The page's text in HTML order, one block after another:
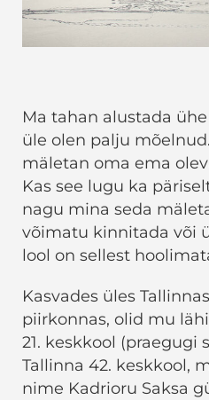
Ma tahan alustada
üle olen palju
mäletan oma ema
Kas see lugu ka
nagu mina seda
võimatu kinnitada või
lool on sellest
Kasvades üles
piirkonnas, olid mu
21. keskkool (praegugi
Tallinna 42. keskkool,
nime Kadrioru Saksa